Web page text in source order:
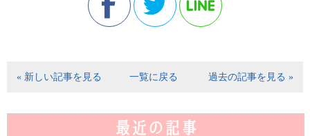
« 新しい記事を見る 一覧に戻る 過去の記事を見る »
最近の記事